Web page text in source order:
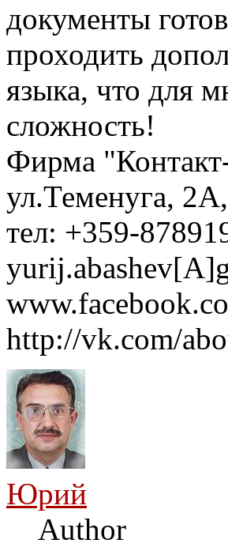
документы
проходить
языка, что для
сложность!
Фирма
ул.Теменуга,
тел: +359-
http://vk.com/
Юрий
Author